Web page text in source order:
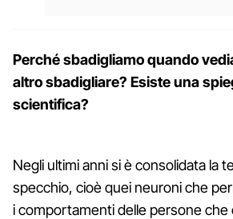
Perché sbadigliamo quando
altro sbadigliare? Esiste una
scientifica?
Negli ultimi anni si è consolidata la
specchio, cioè quei neuroni che
i comportamenti delle persone che